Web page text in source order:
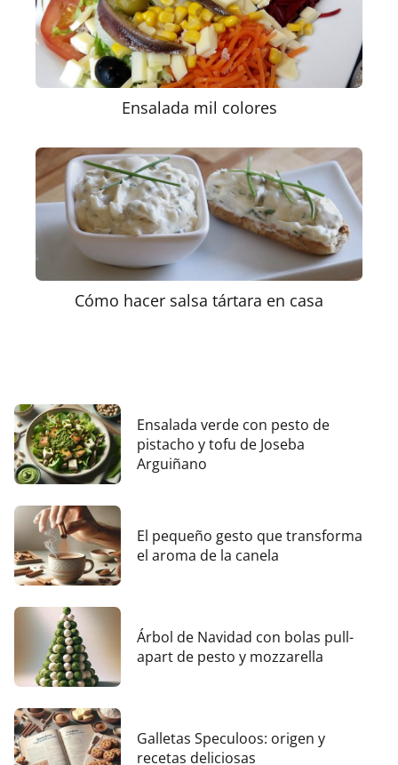
Ensalada mil colores
Cómo hacer salsa tártara en casa
Ensalada verde con pesto de
pistacho y tofu de Joseba
Arguiñano
El pequeño gesto que transforma
el aroma de la canela
Árbol de Navidad con bolas pull-
apart de pesto y mozzarella
Galletas Speculoos: origen y
recetas deliciosas